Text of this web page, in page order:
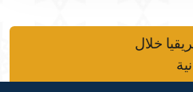
خلال